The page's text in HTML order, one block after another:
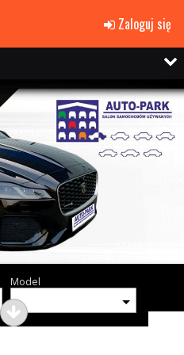
Zaloguj się
Model